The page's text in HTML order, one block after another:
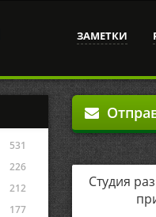
ЗАМЕТКИ
Студия
531
226
212
177